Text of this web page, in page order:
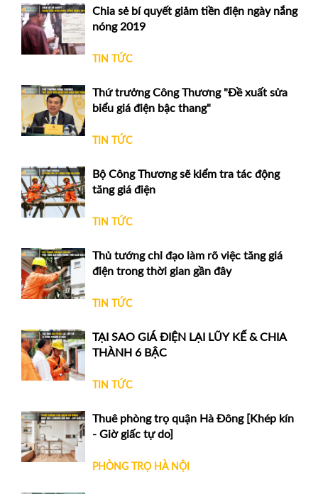
Chia sẻ bí quyết giảm tiền điện ngày nắng
nóng 2019
TIN TỨC
Thứ trưởng Công Thương "Đề xuất sửa
biểu giá điện bậc thang"
TIN TỨC
Bộ Công Thương sẽ kiểm tra tác động
tăng giá điện
TIN TỨC
Thủ tướng chỉ đạo làm rõ việc tăng giá
điện trong thời gian gần đây
TIN TỨC
TẠI SAO GIÁ ĐIỆN LẠI LŨY KẾ & CHIA
THÀNH 6 BẬC
TIN TỨC
Thuê phòng trọ quận Hà Đông [Khép kín
- Giờ giấc tự do]
PHÒNG TRỌ HÀ NỘI